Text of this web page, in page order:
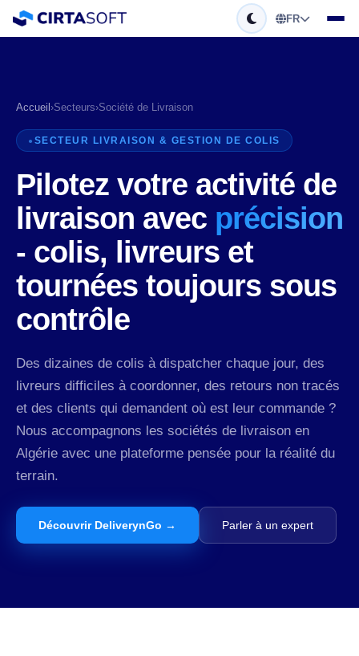
FR
Accueil ›Secteurs›Société de Livraison
SECTEUR LIVRAISON & GESTION DE COLIS
Pilotez votre activité de
livraison avec précision
- colis, livreurs et
tournées toujours sous
contrôle
Des dizaines de colis à dispatcher chaque jour, des
livreurs difficiles à coordonner, des retours non tracés
et des clients qui demandent où est leur commande ?
Nous accompagnons les sociétés de livraison en
Algérie avec une plateforme pensée pour la réalité du
terrain.
Découvrir DeliverynGo → Parler à un expert